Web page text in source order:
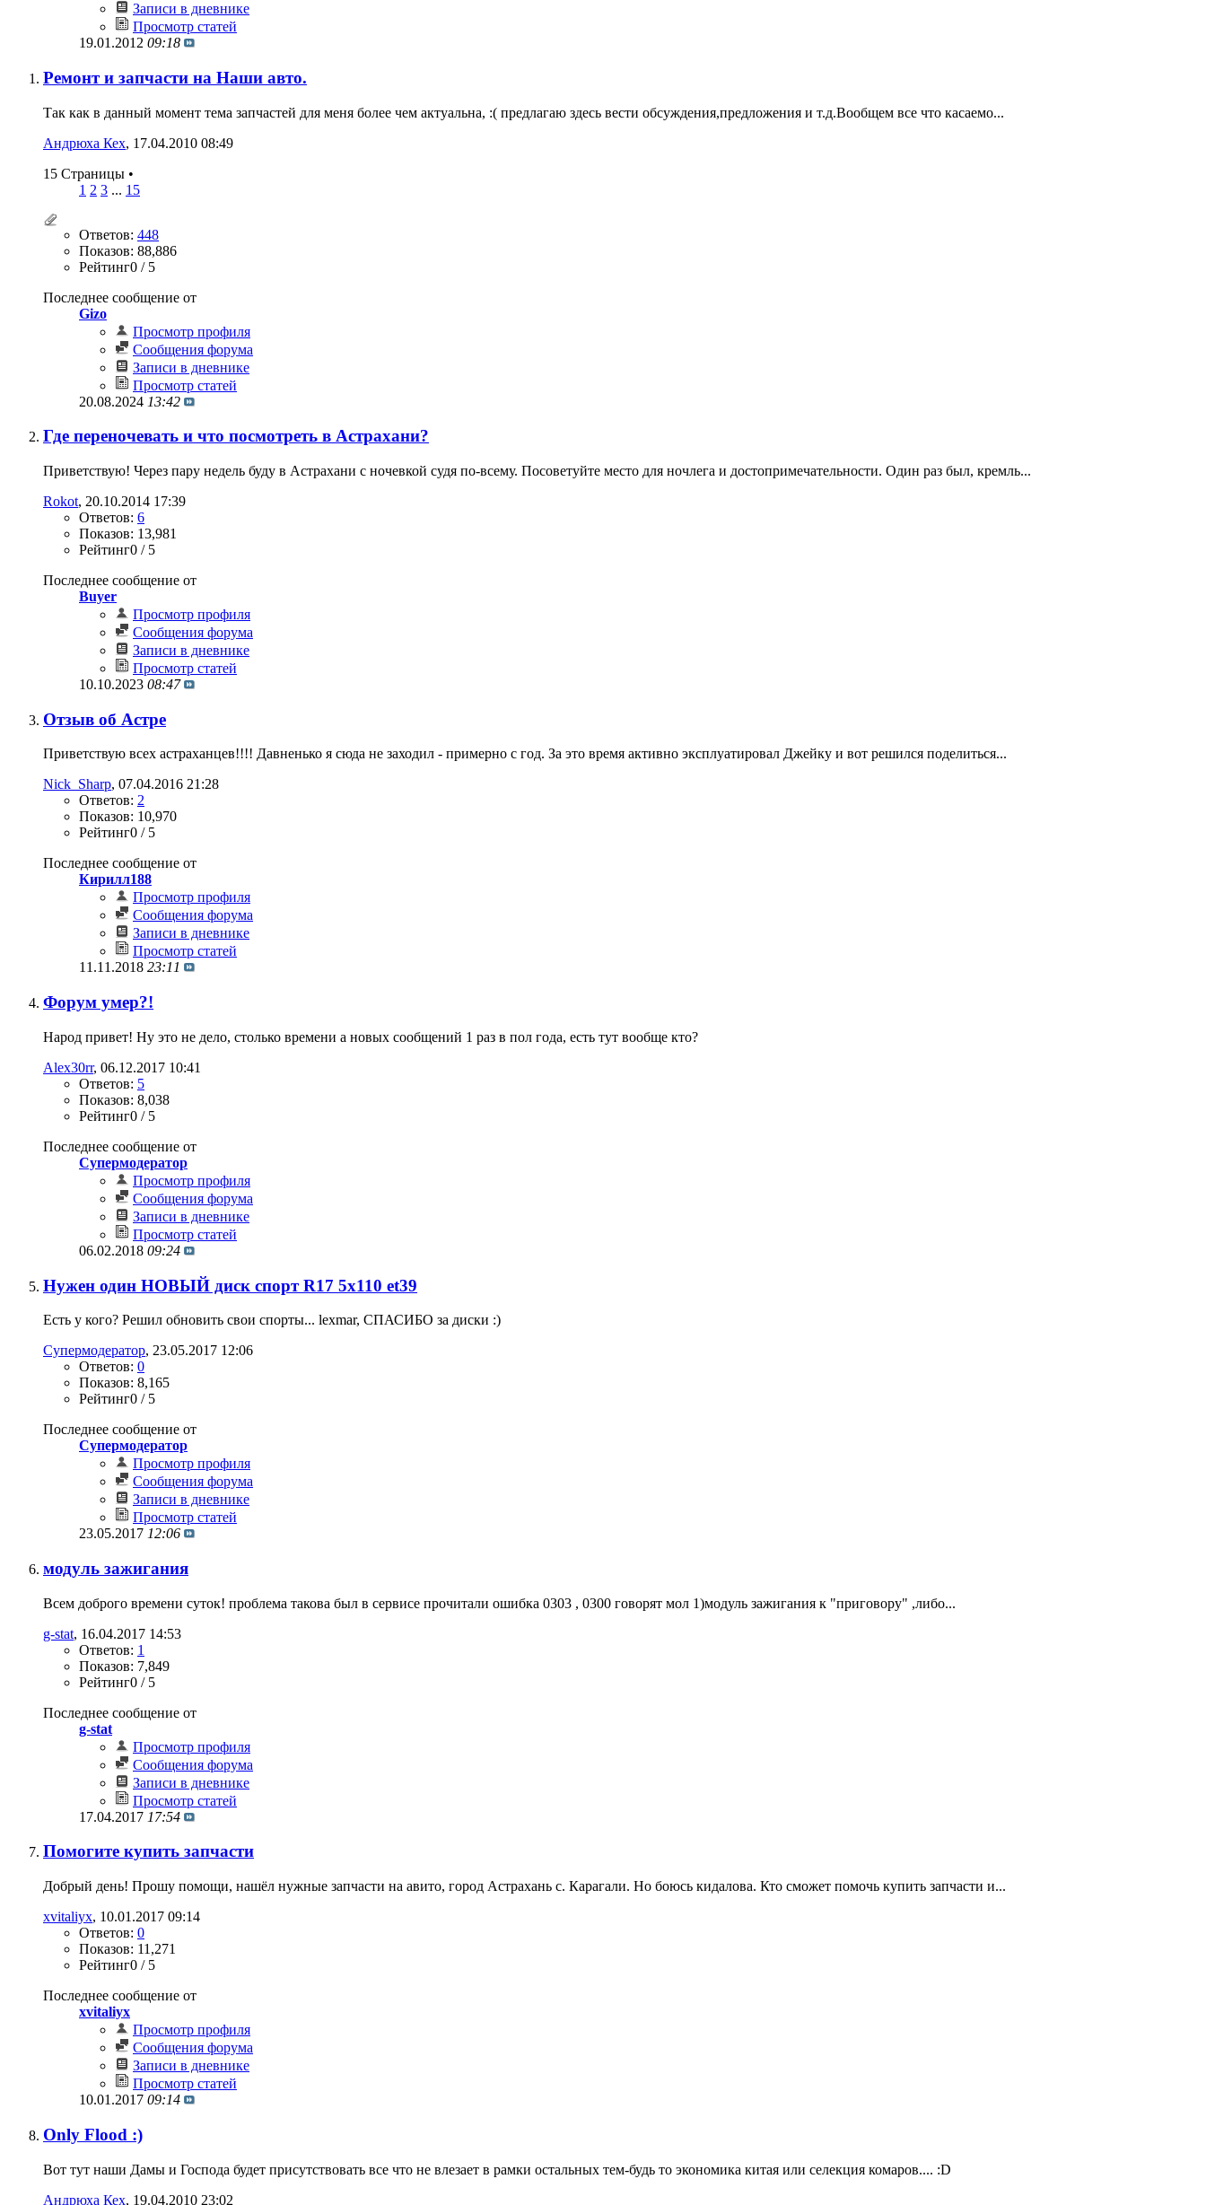
Записи в дневнике
Просмотр статей
19.01.2012 09:18
Ремонт и запчасти на Наши авто.
Так как в данный момент тема запчастей для меня более чем актуальна, :( предлагаю здесь вести обсуждения,предложения и т.д.Вообщем все что касаемо...
Андрюха Кех‎, 17.04.2010 08:49
15 Страницы •
1 2 3 ... 15
Ответов: 448
Показов: 88,886
Рейтинг0 / 5
Последнее сообщение от
Gizo
Просмотр профиля
Сообщения форума
Записи в дневнике
Просмотр статей
20.08.2024 13:42
Где переночевать и что посмотреть в Астрахани?
Приветствую! Через пару недель буду в Астрахани с ночевкой судя по-всему. Посоветуйте место для ночлега и достопримечательности. Один раз был, кремль...
Rokot‎, 20.10.2014 17:39
Ответов: 6
Показов: 13,981
Рейтинг0 / 5
Последнее сообщение от
Buyer
Просмотр профиля
Сообщения форума
Записи в дневнике
Просмотр статей
10.10.2023 08:47
Отзыв об Астре
Приветствую всех астраханцев!!!! Давненько я сюда не заходил - примерно с год. За это время активно эксплуатировал Джейку и вот решился поделиться...
Nick_Sharp‎, 07.04.2016 21:28
Ответов: 2
Показов: 10,970
Рейтинг0 / 5
Последнее сообщение от
Кирилл188
Просмотр профиля
Сообщения форума
Записи в дневнике
Просмотр статей
11.11.2018 23:11
Форум умер?!
Народ привет! Ну это не дело, столько времени а новых сообщений 1 раз в пол года, есть тут вообще кто?
Alex30rr‎, 06.12.2017 10:41
Ответов: 5
Показов: 8,038
Рейтинг0 / 5
Последнее сообщение от
Супермодератор
Просмотр профиля
Сообщения форума
Записи в дневнике
Просмотр статей
06.02.2018 09:24
Нужен один НОВЫЙ диск спорт R17 5x110 et39
Есть у кого? Решил обновить свои спорты... lexmar, СПАСИБО за диски :)
Супермодератор‎, 23.05.2017 12:06
Ответов: 0
Показов: 8,165
Рейтинг0 / 5
Последнее сообщение от
Супермодератор
Просмотр профиля
Сообщения форума
Записи в дневнике
Просмотр статей
23.05.2017 12:06
модуль зажигания
Всем доброго времени суток! проблема такова был в сервисе прочитали ошибка 0303 , 0300 говорят мол 1)модуль зажигания к "приговору" ,либо...
g-stat‎, 16.04.2017 14:53
Ответов: 1
Показов: 7,849
Рейтинг0 / 5
Последнее сообщение от
g-stat
Просмотр профиля
Сообщения форума
Записи в дневнике
Просмотр статей
17.04.2017 17:54
Помогите купить запчасти
Добрый день! Прошу помощи, нашёл нужные запчасти на авито, город Астрахань с. Карагали. Но боюсь кидалова. Кто сможет помочь купить запчасти и...
xvitaliyx‎, 10.01.2017 09:14
Ответов: 0
Показов: 11,271
Рейтинг0 / 5
Последнее сообщение от
xvitaliyx
Просмотр профиля
Сообщения форума
Записи в дневнике
Просмотр статей
10.01.2017 09:14
Only Flood :)
Вот тут наши Дамы и Господа будет присутствовать все что не влезает в рамки остальных тем-будь то экономика китая или селекция комаров.... :D
Андрюха Кех‎, 19.04.2010 23:02